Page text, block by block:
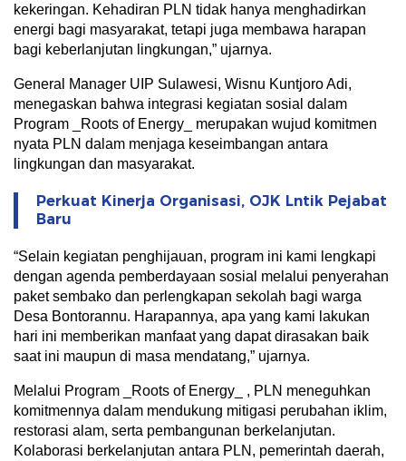
kekeringan. Kehadiran PLN tidak hanya menghadirkan
energi bagi masyarakat, tetapi juga membawa harapan
bagi keberlanjutan lingkungan,” ujarnya.
General Manager UIP Sulawesi, Wisnu Kuntjoro Adi,
menegaskan bahwa integrasi kegiatan sosial dalam
Program _Roots of Energy_ merupakan wujud komitmen
nyata PLN dalam menjaga keseimbangan antara
lingkungan dan masyarakat.
Perkuat Kinerja Organisasi, OJK Lntik Pejabat
Baru
“Selain kegiatan penghijauan, program ini kami lengkapi
dengan agenda pemberdayaan sosial melalui penyerahan
paket sembako dan perlengkapan sekolah bagi warga
Desa Bontorannu. Harapannya, apa yang kami lakukan
hari ini memberikan manfaat yang dapat dirasakan baik
saat ini maupun di masa mendatang,” ujarnya.
Melalui Program _Roots of Energy_ , PLN meneguhkan
komitmennya dalam mendukung mitigasi perubahan iklim,
restorasi alam, serta pembangunan berkelanjutan.
Kolaborasi berkelanjutan antara PLN, pemerintah daerah,